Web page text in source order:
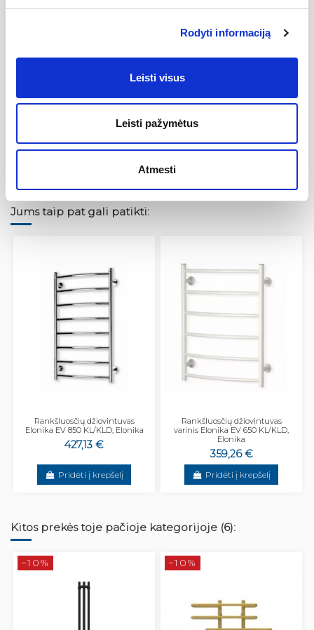
Rodyti informaciją
Leisti visus
Leisti pažymėtus
Atmesti
sendinimo efektą. Pajungimo skersmuo vidinis –
Atkreipiame dėmesį, kad paprasto plieno ir
vandens recirkuliacinę sistemą.
Jums taip pat gali patikti:
Rankšluosčių džiovintuvas
Elonika EV 850 KL/KLD, Elonika
427,13 €
Pridėti į krepšelį
Rankšluosčių džiovintuvas
varinis Elonika EV 650 KL/KLD,
Elonika
359,26 €
Pridėti į krepšelį
Kitos prekės toje pačioje kategorijoje (6):
−10% −10%